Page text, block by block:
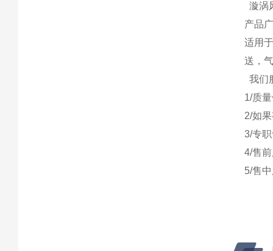
漩涡
产品
适用
送，
我们
1/质
2/如
3/专
4/售
5/售